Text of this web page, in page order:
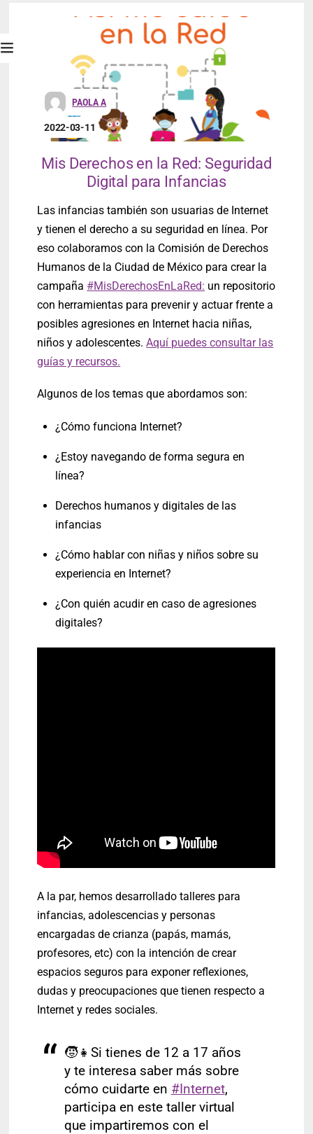
PAOLA A
2022-03-11
Mis Derechos en la Red: Seguridad
Digital para Infancias
Las infancias también son usuarias de Internet
y tienen el derecho a su seguridad en línea. Por
eso colaboramos con la Comisión de Derechos
Humanos de la Ciudad de México para crear la
campaña #MisDerechosEnLaRed: un repositorio
con herramientas para prevenir y actuar frente a
posibles agresiones en Internet hacia niñas,
niños y adolescentes.Aquí puedes consultar las
guías y recursos.
Algunos de los temas que abordamos son:
¿Cómo funciona Internet?
¿Estoy navegando de forma segura en
línea?
Derechos humanos y digitales de las
infancias
¿Cómo hablar con niñas y niños sobre su
experiencia en Internet?
¿Con quién acudir en caso de agresiones
digitales?
A la par, hemos desarrollado talleres para
infancias, adolescencias y personas
encargadas de crianza (papás, mamás,
profesores, etc) con la intención de crear
espacios seguros para exponer reflexiones,
dudas y preocupaciones que tienen respecto a
Internet y redes sociales.
🧒👧Si tienes de 12 a 17 años
y te interesa saber más sobre
cómo cuidarte en #Internet,
participa en este taller virtual
que impartiremos con el